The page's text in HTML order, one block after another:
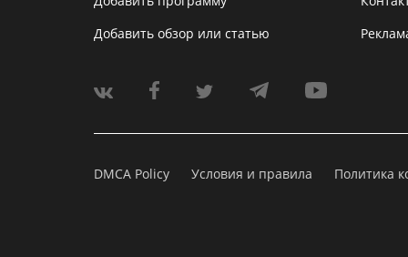
Добавить обзор или статью
DMCA Policy Условия и правила Политика